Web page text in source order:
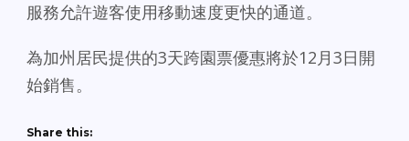
服務允許遊客使用移動速度更快的通道。
為加州居民提供的3天跨園票優惠將於12月3日開
始銷售。
Share this: